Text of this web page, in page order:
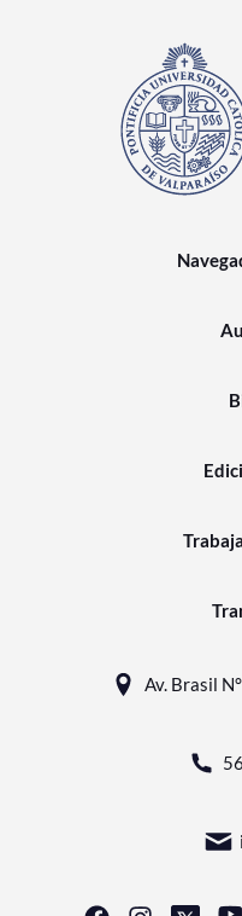
Av. Brasil